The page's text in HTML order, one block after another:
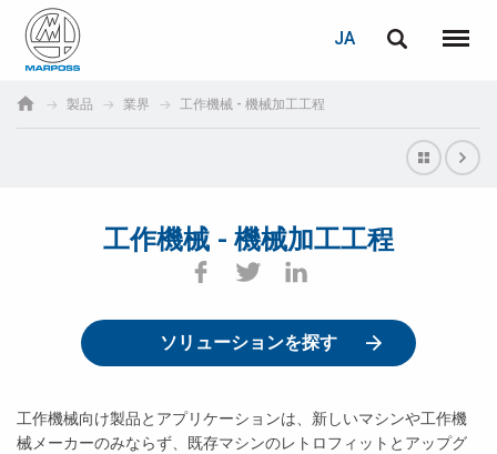
S.p.A.
JA
メニ
製品 業界 工作機械 - 機械加工工程
工作機械 - 機械加工工程
ソリューションを探す
工作機械向け製品とアプリケーションは、新しいマシンや工作機
械メーカーのみならず、既存マシンのレトロフィットとアップグ
Deutsch
Español
中文 (Chinese)
한국어 (Korean)
ログイン
パスワード
未登録の場合、無料でご登録いただけます。